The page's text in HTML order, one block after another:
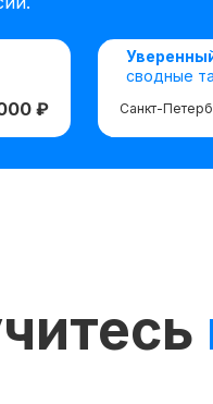
₽
сводные
Санкт-